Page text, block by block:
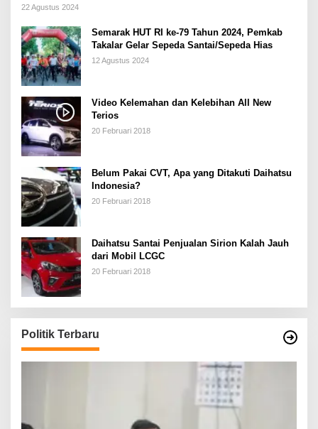
22 Agustus 2024
Semarak HUT RI ke-79 Tahun 2024, Pemkab
Takalar Gelar Sepeda Santai/Sepeda Hias
12 Agustus 2024
Video Kelemahan dan Kelebihan All New
Terios
20 Februari 2018
Belum Pakai CVT, Apa yang Ditakuti Daihatsu
Indonesia?
20 Februari 2018
Daihatsu Santai Penjualan Sirion Kalah Jauh
dari Mobil LCGC
20 Februari 2018
Politik Terbaru